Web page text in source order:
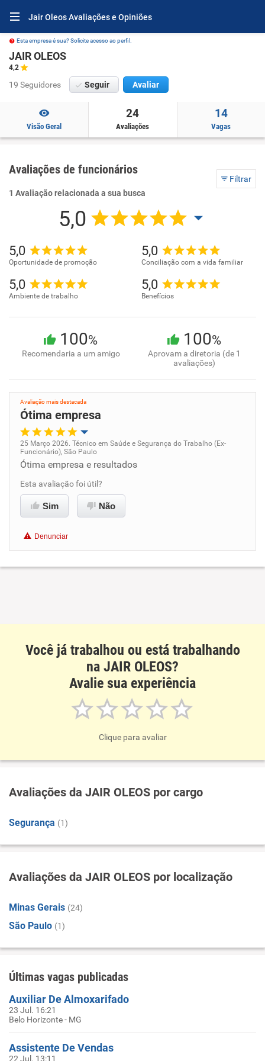
Jair Oleos Avaliações e Opiniões
Esta empresa é sua? Solicite acesso ao perfil.
JAIR OLEOS
4,2
19 Seguidores Seguir Avaliar
Visão Geral
24
Avaliações
14
Vagas
Avaliações de funcionários
Filtrar
1 Avaliação relacionada a sua busca
5,0
5,0
Oportunidade de promoção
5,0
Conciliação com a vida familiar
5,0
Ambiente de trabalho
5,0
Benefícios
100%
Recomendaria a um amigo
100%
Aprovam a diretoria (de 1
avaliações)
Avaliação mais destacada
Ótima empresa
Oportunidade de promoção
Ambiente de trabalho
Conciliação com a vida familiar
25 Março 2026. Técnico em Saúde e Segurança do Trabalho (Ex-
Funcionário), São Paulo
Ótima empresa e resultados
Esta avaliação foi útil?
Sim Não
Denunciar
Você já trabalhou ou está trabalhando
na JAIR OLEOS?
Avalie sua experiência
Clique para avaliar
Avaliações da JAIR OLEOS por cargo
Segurança (1)
Avaliações da JAIR OLEOS por localização
Minas Gerais (24)
São Paulo (1)
Últimas vagas publicadas
Auxiliar De Almoxarifado
23 Jul. 16:21
Belo Horizonte - MG
Assistente De Vendas
22 Jul. 13:11